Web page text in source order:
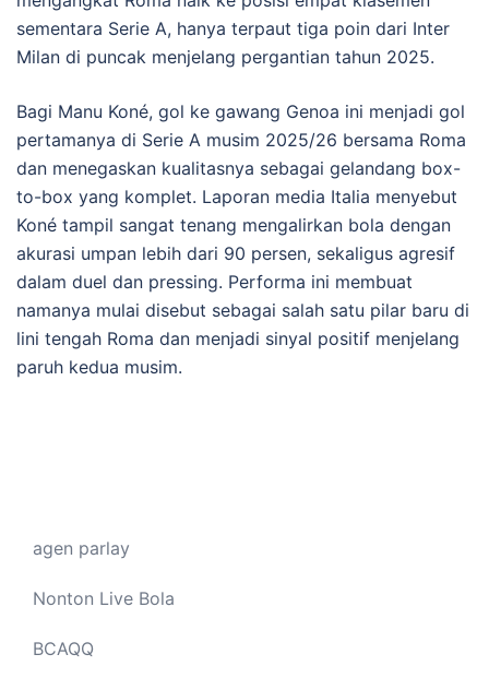
sementara Serie A, hanya terpaut tiga poin dari Inter
Milan di puncak menjelang pergantian tahun 2025.
Bagi Manu Koné, gol ke gawang Genoa ini menjadi gol
pertamanya di Serie A musim 2025/26 bersama Roma
dan menegaskan kualitasnya sebagai gelandang box-
to-box yang komplet. Laporan media Italia menyebut
Koné tampil sangat tenang mengalirkan bola dengan
akurasi umpan lebih dari 90 persen, sekaligus agresif
dalam duel dan pressing. Performa ini membuat
namanya mulai disebut sebagai salah satu pilar baru di
lini tengah Roma dan menjadi sinyal positif menjelang
paruh kedua musim.
agen parlay
Nonton Live Bola
BCAQQ